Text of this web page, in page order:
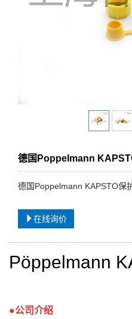
德国Poppelmann
德国Poppelmann KAPSTO保
在线询价
Pöppelmann
●公司介绍